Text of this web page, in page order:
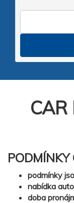
CAR
PODMÍNKY
podmínky
nabídka
doba